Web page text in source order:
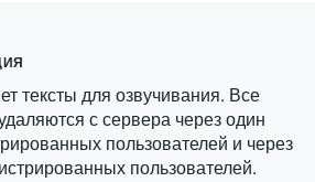
тексты для озвучивания. Все
с сервера через один
пользователей и через
пользователей.